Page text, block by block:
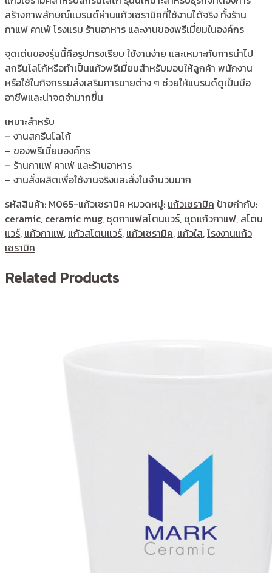
สร้างภาพลักษณ์แบรนด์ผ่านแก้วเซรามิคที่ใช้งานได้จริง ทั้งร้าน
กาแฟ คาเฟ่ โรงแรม ร้านอาหาร และงานของพรีเมี่ยมในองค์กร
จุดเด่นของรุ่นนี้คือรูปทรงเรียบ ใช้งานง่าย และเหมาะกับการนำไป
สกรีนโลโก้หรือทำเป็นแก้วพรีเมี่ยมสำหรับมอบให้ลูกค้า พนักงาน
หรือใช้ในกิจกรรมส่งเสริมการขายต่าง ๆ ช่วยให้แบรนด์ดูเป็นมือ
อาชีพและน่าจดจำมากขึ้น
เหมาะสำหรับ
– งานสกรีนโลโก้
– ของพรีเมี่ยมองค์กร
– ร้านกาแฟ คาเฟ่ และร้านอาหาร
– งานสั่งผลิตเพื่อใช้งานจริงและสั่งในจำนวนมาก
รหัสสินค้า: M065-แก้วเซรามิค หมวดหมู่: แก้วเซรามิค ป้ายกำกับ:
ceramic, ceramic mug, ชุดกาแฟสโตนแวร์, ชุดแก้วกาแฟ, สโตน
แวร์, แก้วกาแฟ, แก้วสโตนแวร์, แก้วเซรามิค, แก้วใส,โรงงานแก้ว
เซรามิค
Related Products